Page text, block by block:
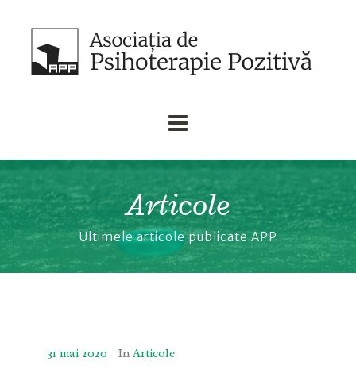
Articole
Ultimele articole publicate APP
31 mai 2020 In Articole